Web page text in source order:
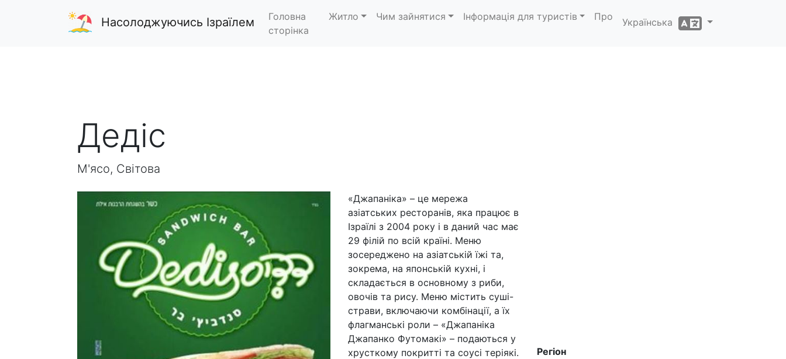
Насолоджуючись Ізраїлем
Головна
сторінка
Житло Чим зайнятися Інформація для туристів Про
Українська
Дедіс
М'ясо, Світова
«Джапаніка» – це мережа
азіатських ресторанів, яка працює в
Ізраїлі з 2004 року і в даний час має
29 філій по всій країні. Меню
зосереджено на азіатській їжі та,
зокрема, на японській кухні, і
складається в основному з риби,
овочів та рису. Меню містить суші-
страви, включаючи комбінації, а їх
флагманські роли – «Джапаніка
Джапанко Футомакі» – подаються у
хрусткому покритті та соусі теріякі.
Регіон